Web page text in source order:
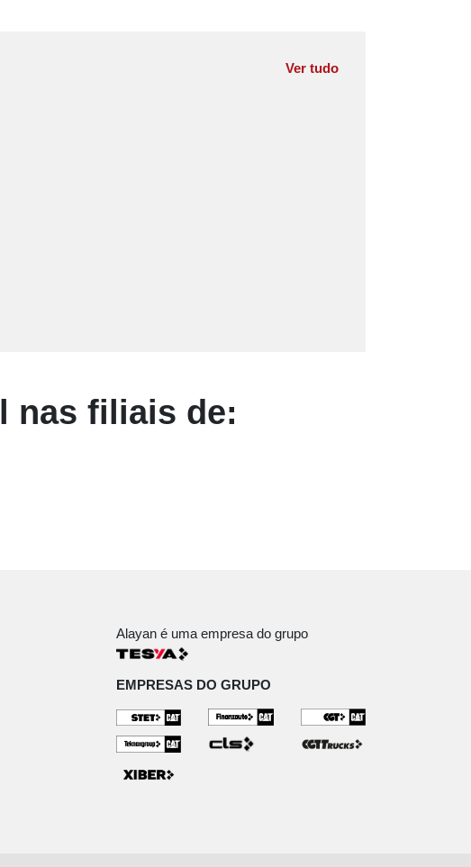
Ver tudo
nas filiais de:
Alayan é uma empresa do grupo
EMPRESAS DO GRUPO